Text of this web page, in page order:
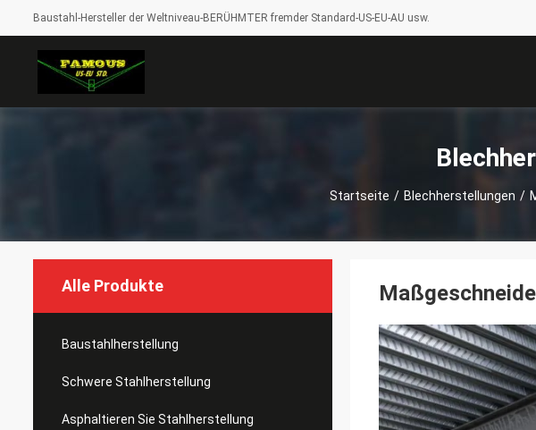
Baustahl-Hersteller der Weltniveau-BERÜHMTER fremder Standard-US-EU-AU usw.
Startseite / Blechherstellungen /
Alle Produkte
Baustahlherstellung
Schwere Stahlherstellung
Asphaltieren Sie Stahlherstellung